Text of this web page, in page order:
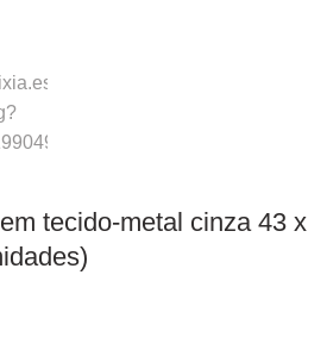
tecido-metal cinza 43 x